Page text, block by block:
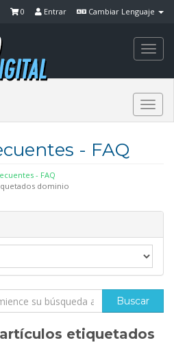
Cambiar Lenguaje
Entrar
0
- FAQ
- FAQ
dominio
etiquetados